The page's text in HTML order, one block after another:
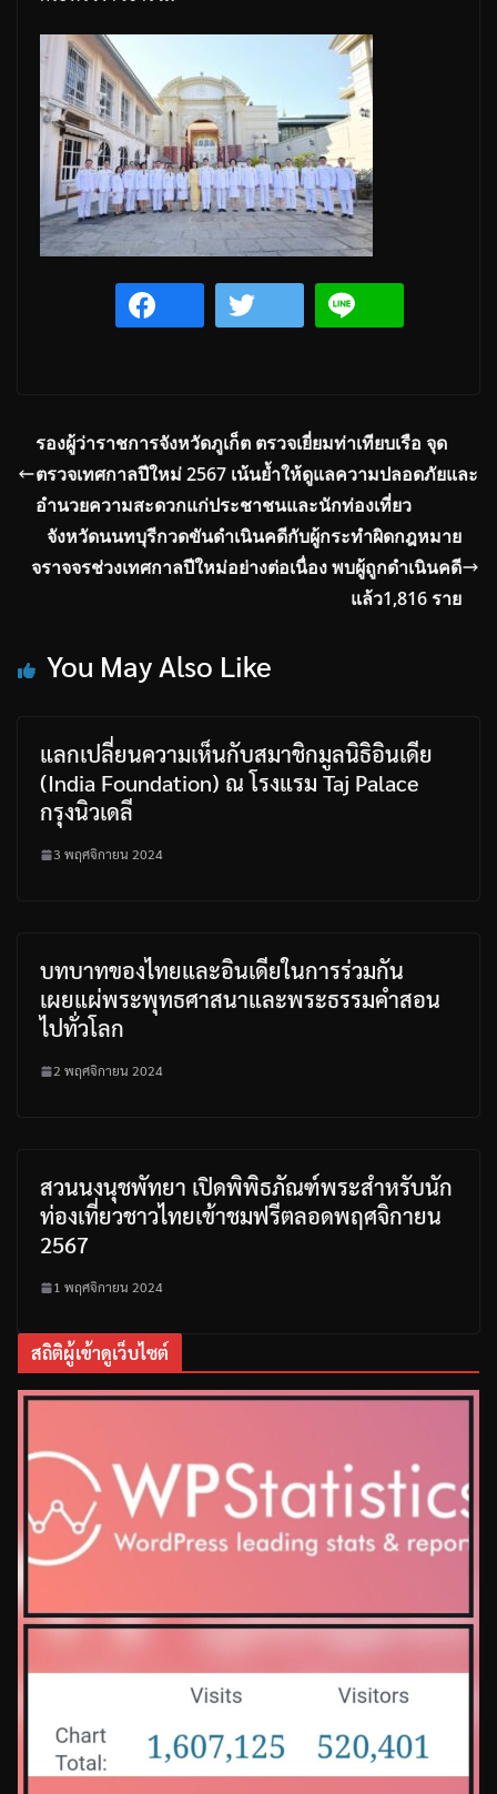
รองผู้ว่าราชการจังหวัดภูเก็ต ตรวจเยี่ยมท่าเทียบเรือ จุด
ตรวจเทศกาลปีใหม่ 2567 เน้นย้ำให้ดูแลความปลอดภัยและ
อำนวยความสะดวกแก่ประชาชนและนักท่องเที่ยว
จังหวัดนนทบุรีกวดขันดำเนินคดีกับผู้กระทำผิดกฎหมาย
จราจจรช่วงเทศกาลปีใหม่อย่างต่อเนื่อง พบผู้ถูกดำเนินคดี
แล้ว1,816 ราย
You May Also Like
แลกเปลี่ยนความเห็นกับสมาชิกมูลนิธิอินเดีย
(India Foundation) ณ โรงแรม Taj Palace
กรุงนิวเดลี
3 พฤศจิกายน 2024
บทบาทของไทยและอินเดียในการร่วมกัน
เผยแผ่พระพุทธศาสนาและพระธรรมคำสอน
ไปทั่วโลก
2 พฤศจิกายน 2024
สวนนงนุชพัทยา เปิดพิพิธภัณฑ์พระสำหรับนัก
ท่องเที่ยวชาวไทยเข้าชมฟรีตลอดพฤศจิกายน
2567
1 พฤศจิกายน 2024
สถิติผู้เข้าดูเว็บไซต์